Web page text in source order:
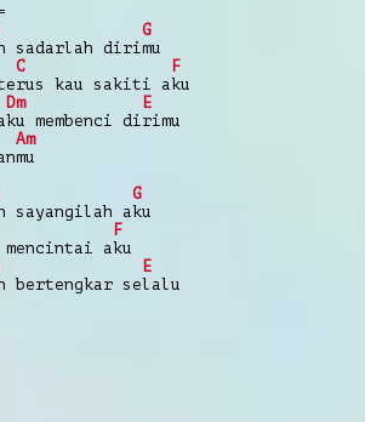
G
sadarlah dirimu
C
F
kau sakiti aku
Dm
E
membenci dirimu
Am
G
sayangilah aku
F
aku
E
bertengkar selalu